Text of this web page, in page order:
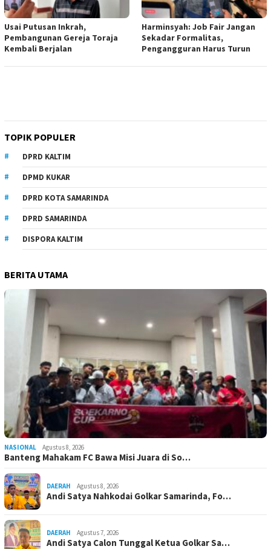
Usai Putusan Inkrah,
Pembangunan Gereja Toraja
Kembali Berjalan
Harminsyah: Job Fair Jangan
Sekadar Formalitas,
Pengangguran Harus Turun
TOPIK POPULER
DPRD KALTIM
DPMD KUKAR
DPRD KOTA SAMARINDA
DPRD SAMARINDA
DISPORA KALTIM
BERITA UTAMA
NASIONAL Agustus 8, 2026
Banteng Mahakam FC Bawa Misi Juara di So…
DAERAH Agustus 8, 2026
Andi Satya Nahkodai Golkar Samarinda, Fo…
DAERAH Agustus 7, 2026
Andi Satya Calon Tunggal Ketua Golkar Sa…